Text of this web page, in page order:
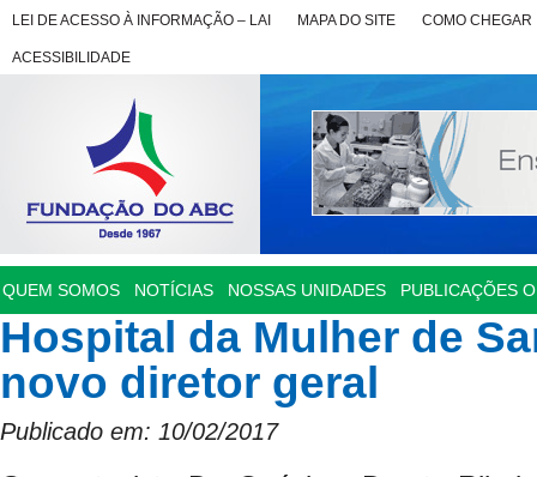
LEI DE ACESSO À INFORMAÇÃO – LAI MAPA DO SITE COMO CHEGAR
ACESSIBILIDADE
QUEM SOMOS NOTÍCIAS NOSSAS UNIDADES PUBLICAÇÕES
Hospital da Mulher de
novo diretor geral
Publicado em: 10/02/2017